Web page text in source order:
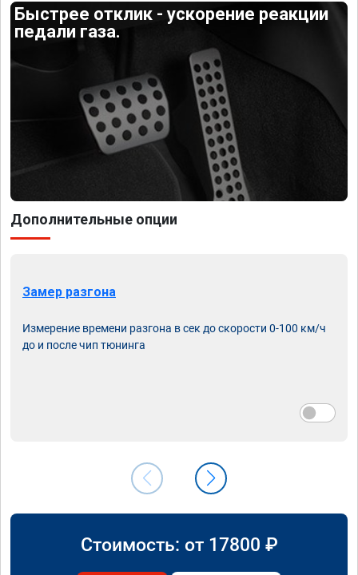
Быстрее отклик - ускорение реакции
педали газа.
Дополнительные опции
Замер разгона
Измерение времени разгона в сек до скорости 0-100 км/ч
до и после чип тюнинга
Стоимость: от 17800 ₽